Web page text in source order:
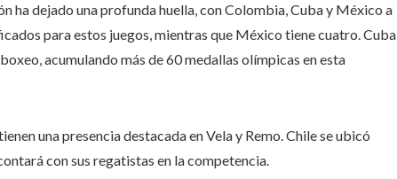
ha dejado una profunda huella, con Colombia, Cuba y México a
para estos juegos, mientras que México tiene cuatro. Cuba
acumulando más de 60 medallas olímpicas en esta
una presencia destacada en Vela y Remo. Chile se ubicó
con sus regatistas en la competencia.